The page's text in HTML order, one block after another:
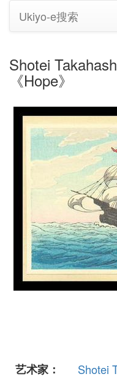
Ukiyo-e搜索
Shotei
《Hope》
艺术家：
Shotei